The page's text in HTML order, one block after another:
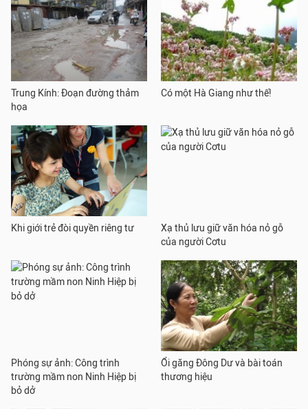
Trung Kính: Đoạn đường thảm
họa
Có một Hà Giang như thế!
Khi giới trẻ đòi quyền riêng tư
Xạ thủ lưu giữ văn hóa nỏ gỗ
của người Cơtu
Phóng sự ảnh: Công trình
trường mầm non Ninh Hiệp bị
bỏ dở
Ổi găng Đông Dư và bài toán
thương hiệu